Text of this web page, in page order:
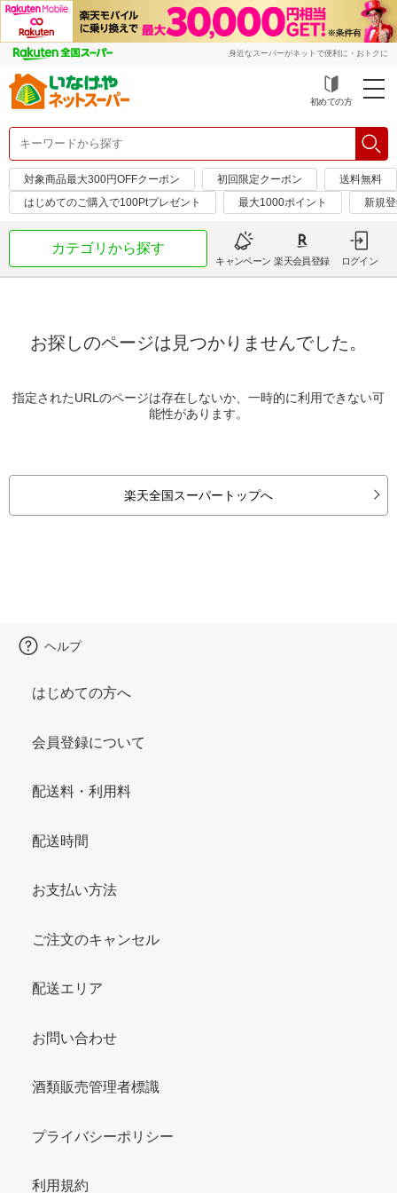
身近なスーパーがネットで便利に・おトクに
初めての方
対象商品最大300円OFFクーポン 初回限定クーポン
送料無料
はじめてのご購入で100Ptプレゼント
最大1000ポイント 新規
カテゴリから探す
キャンペーン 楽天会員登録 ログイン
お探しのページは見つかりませんでした。
指定されたURLのページは存在しないか、一時的に利用できない可
能性があります。
楽天全国スーパートップへ
ヘルプ
はじめての方へ
会員登録について
配送料・利用料
配送時間
お支払い方法
ご注文のキャンセル
配送エリア
お問い合わせ
酒類販売管理者標識
プライバシーポリシー
利用規約